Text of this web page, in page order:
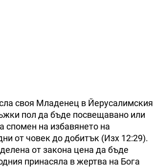
своя Младенец в Йерусалимския
пол да бъде посвещавано или
спомен на избавянето на
от човек до добитък (Изх 12:29).
от закона цена да бъде
принасяла в жертва на Бога